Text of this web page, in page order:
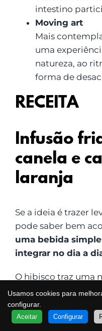
intestino
Moving art
Mais
uma
natureza, ao
forma de
RECEITA
Infusão
canela e
laranja
Se a ideia é trazer
pode saber bem
uma bebida
integrar no dia a
O hibisco traz uma
ligeiramente ácida.
profundidade e
acrescenta frescura
Usamos cookies para
configurar.
Aceitar Configurar